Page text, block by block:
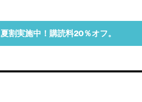
夏割実施中！購読料20％オフ。